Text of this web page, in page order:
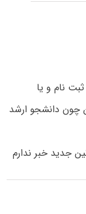
نام و یا
چون دانشجو ارشد
جدید خبر ندارم